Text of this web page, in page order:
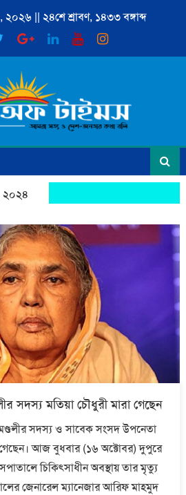
|| ২৪শে শ্রাবণ, ১৪৩৩ বঙ্গাব্দ
২০২৪
সদস্য মতিয়া চৌধুরী মারা গেছেন
সদস্য ও সাবেক সংসদ উপনেতা
গেছেন। আজ বুধবার (১৬ অক্টোবর) দুপুরে
চিকিৎসাধীন অবস্থায় তার মৃত্যু
জেনারেল ম্যানেজার আরিফ মাহমুদ